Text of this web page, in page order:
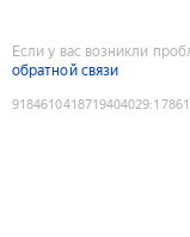
Если у вас возникли
обратной связи
9184610418719404029: